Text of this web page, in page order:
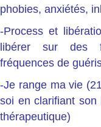
phobies, anxiétés,
-Process et
libérer sur des
fréquences de
-Je range ma vie
soi en clarifiant
thérapeutique)